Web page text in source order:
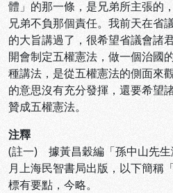
體」的那一條，是兄弟所主張的
兄弟不負那個責任。我前天在省
的大旨講過了，很希望省議會諸
開會制定五權憲法，做一個治國
種講法，是從五權憲法的側面來
的意思沒有充分發揮，還要希望
贊成五權憲法。
注釋
(註一) 據黃昌穀編「孫中山先生
月上海民智書局出版，以下簡稱
標有要點，今略。